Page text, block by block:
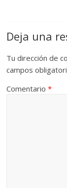
Deja una
Tu dirección de
campos
Comentario*